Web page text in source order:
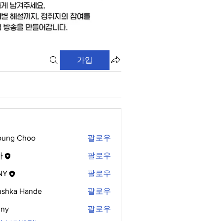
가입
Choo
팔로우
팔로우
팔로우
Hande 팔로우
팔로우